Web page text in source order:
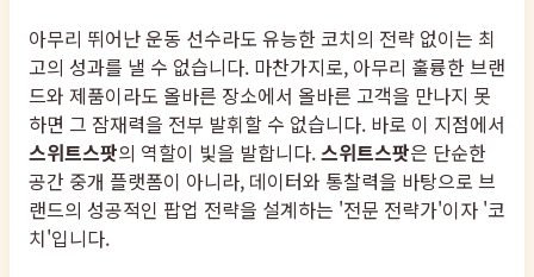
아무리 뛰어난 운동 선수라도 유능한 코치의 전략 없이는 최
고의 성과를 낼 수 없습니다. 마찬가지로, 아무리 훌륭한 브랜
드와 제품이라도 올바른 장소에서 올바른 고객을 만나지 못
하면 그 잠재력을 전부 발휘할 수 없습니다. 바로 이 지점에서
스위트스팟의 역할이 빛을 발합니다.스위트스팟은 단순한
공간 중개 플랫폼이 아니라, 데이터와 통찰력을 바탕으로 브
랜드의 성공적인 팝업 전략을 설계하는 '전문 전략가'이자 '코
치'입니다.